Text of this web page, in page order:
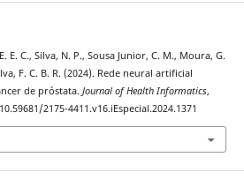
E. C., Silva, N. P., Sousa Junior, C. M., Moura, G.
F. C. B. R. (2024). Rede neural artificial
de próstata. Journal of Health Informatics,
2175-4411.v16.iEspecial.2024.1371